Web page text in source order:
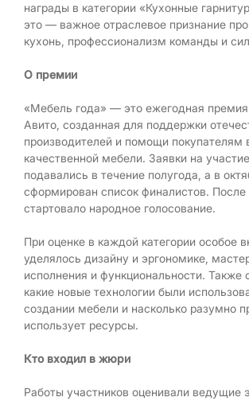
награды в категории «Кухонные
это — важное отраслевое признание
кухонь, профессионализм команды и
О премии
«Мебель года» — это ежегодная
Авито, созданная для поддержки
производителей и помощи покупателям
качественной мебели. Заявки на
подавались в течение полугода, а в
сформирован список финалистов. После
стартовало народное голосование.
При оценке в каждой категории особое
уделялось дизайну и эргономике,
исполнения и функциональности. Также
какие новые технологии были
создании мебели и насколько разумно
использует ресурсы.
Кто входил в жюри
Работы участников оценивали ведущие